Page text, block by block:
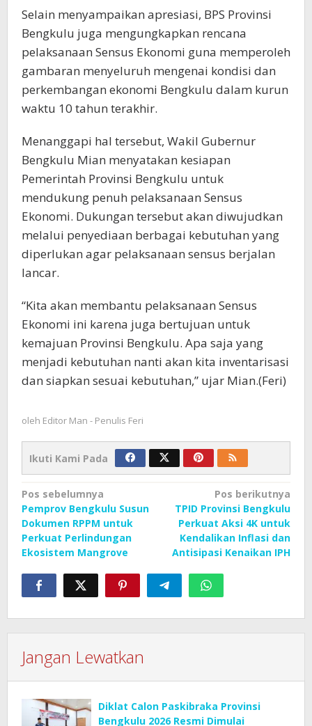
Selain menyampaikan apresiasi, BPS Provinsi
Bengkulu juga mengungkapkan rencana
pelaksanaan Sensus Ekonomi guna memperoleh
gambaran menyeluruh mengenai kondisi dan
perkembangan ekonomi Bengkulu dalam kurun
waktu 10 tahun terakhir.
Menanggapi hal tersebut, Wakil Gubernur
Bengkulu Mian menyatakan kesiapan
Pemerintah Provinsi Bengkulu untuk
mendukung penuh pelaksanaan Sensus
Ekonomi. Dukungan tersebut akan diwujudkan
melalui penyediaan berbagai kebutuhan yang
diperlukan agar pelaksanaan sensus berjalan
lancar.
“Kita akan membantu pelaksanaan Sensus
Ekonomi ini karena juga bertujuan untuk
kemajuan Provinsi Bengkulu. Apa saja yang
menjadi kebutuhan nanti akan kita inventarisasi
dan siapkan sesuai kebutuhan,” ujar Mian.(Feri)
oleh Editor Man - Penulis Feri
Ikuti Kami Pada
Navigasi
pos
Pos sebelumnya
Pemprov Bengkulu Susun
Dokumen RPPM untuk
Perkuat Perlindungan
Ekosistem Mangrove
Pos berikutnya
TPID Provinsi Bengkulu
Perkuat Aksi 4K untuk
Kendalikan Inflasi dan
Antisipasi Kenaikan IPH
Jangan Lewatkan
Diklat Calon Paskibraka Provinsi
Bengkulu 2026 Resmi Dimulai